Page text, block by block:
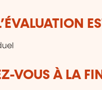
VOUS À LA